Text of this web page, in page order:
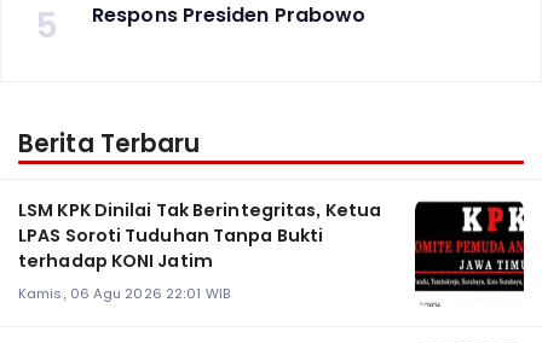
5 Respons Presiden Prabowo
Berita Terbaru
LSM KPK Dinilai Tak Berintegritas, Ketua
LPAS Soroti Tuduhan Tanpa Bukti
terhadap KONI Jatim
Kamis, 06 Agu 2026 22:01 WIB